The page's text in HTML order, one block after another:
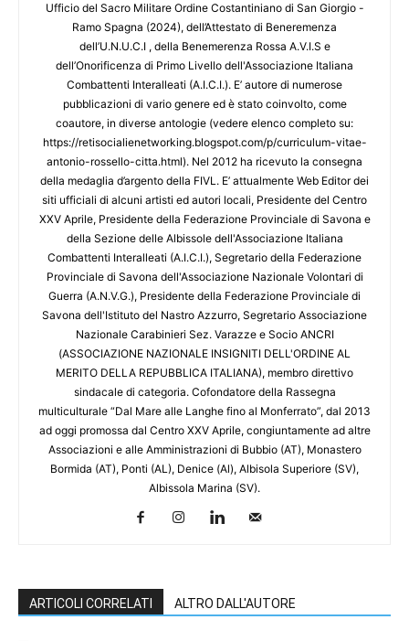
Ufficio del Sacro Militare Ordine Costantiniano di San Giorgio -
Ramo Spagna (2024), dell’Attestato di Beneremenza
dell’U.N.U.C.I , della Benemerenza Rossa A.V.I.S e
dell’Onorificenza di Primo Livello dell'Associazione Italiana
Combattenti Interalleati (A.I.C.I.). E’ autore di numerose
pubblicazioni di vario genere ed è stato coinvolto, come
coautore, in diverse antologie (vedere elenco completo su:
https://retisocialienetworking.blogspot.com/p/curriculum-vitae-
antonio-rossello-citta.html). Nel 2012 ha ricevuto la consegna
della medaglia d’argento della FIVL. E’ attualmente Web Editor dei
siti ufficiali di alcuni artisti ed autori locali, Presidente del Centro
XXV Aprile, Presidente della Federazione Provinciale di Savona e
della Sezione delle Albissole dell'Associazione Italiana
Combattenti Interalleati (A.I.C.I.), Segretario della Federazione
Provinciale di Savona dell'Associazione Nazionale Volontari di
Guerra (A.N.V.G.), Presidente della Federazione Provinciale di
Savona dell'Istituto del Nastro Azzurro, Segretario Associazione
Nazionale Carabinieri Sez. Varazze e Socio ANCRI
(ASSOCIAZIONE NAZIONALE INSIGNITI DELL'ORDINE AL
MERITO DELLA REPUBBLICA ITALIANA), membro direttivo
sindacale di categoria. Cofondatore della Rassegna
multiculturale “Dal Mare alle Langhe fino al Monferrato”, dal 2013
ad oggi promossa dal Centro XXV Aprile, congiuntamente ad altre
Associazioni e alle Amministrazioni di Bubbio (AT), Monastero
Bormida (AT), Ponti (AL), Denice (Al), Albisola Superiore (SV),
Albissola Marina (SV).
ARTICOLI CORRELATI ALTRO DALL'AUTORE